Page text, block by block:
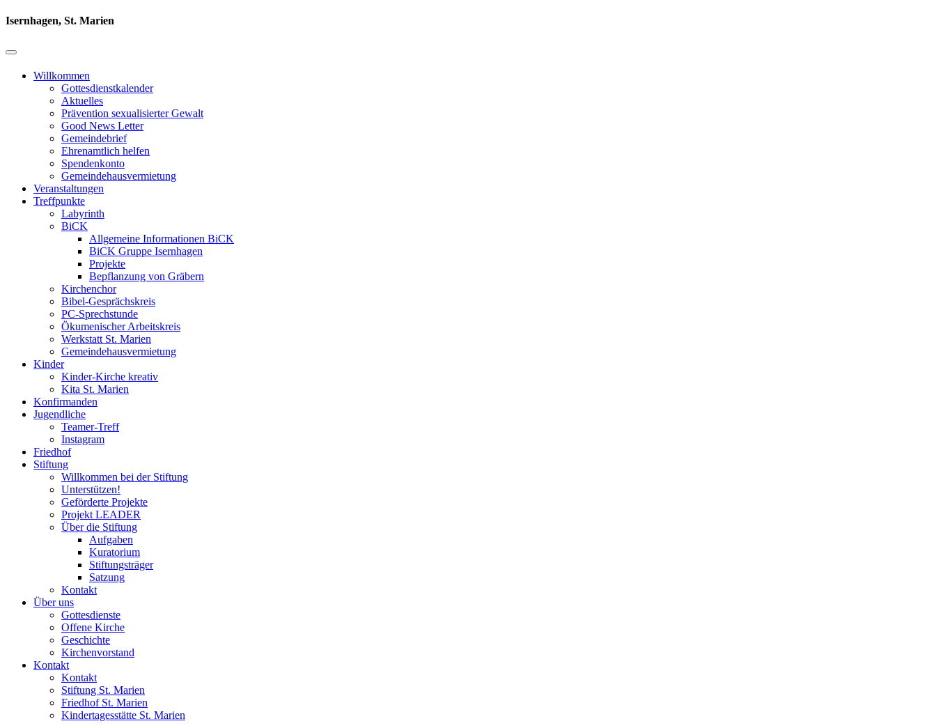
Isernhagen, St. Marien
Willkommen
Gottesdienstkalender
Aktuelles
Prävention sexualisierter Gewalt
Good News Letter
Gemeindebrief
Ehrenamtlich helfen
Spendenkonto
Gemeindehausvermietung
Veranstaltungen
Treffpunkte
Labyrinth
BiCK
Allgemeine Informationen BiCK
BiCK Gruppe Isernhagen
Projekte
Bepflanzung von Gräbern
Kirchenchor
Bibel-Gesprächskreis
PC-Sprechstunde
Ökumenischer Arbeitskreis
Werkstatt St. Marien
Gemeindehausvermietung
Kinder
Kinder-Kirche kreativ
Kita St. Marien
Konfirmanden
Jugendliche
Teamer-Treff
Instagram
Friedhof
Stiftung
Willkommen bei der Stiftung
Unterstützen!
Geförderte Projekte
Projekt LEADER
Über die Stiftung
Aufgaben
Kuratorium
Stiftungsträger
Satzung
Kontakt
Über uns
Gottesdienste
Offene Kirche
Geschichte
Kirchenvorstand
Kontakt
Kontakt
Stiftung St. Marien
Friedhof St. Marien
Kindertagesstätte St. Marien